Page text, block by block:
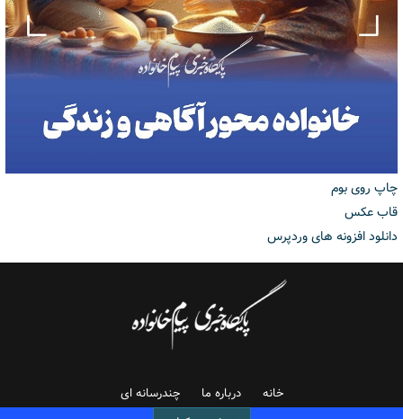
چاپ روی بوم
قاب عکس
دانلود افزونه های وردپرس
خانه درباره ما چندرسانه ای